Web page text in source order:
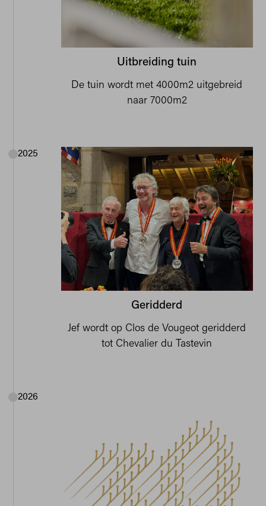
Uitbreiding tuin
De tuin wordt met 4000m2 uitgebreid
naar 7000m2
Geridderd
Jef wordt op Clos de Vougeot geridderd
tot Chevalier du Tastevin
2025
2026